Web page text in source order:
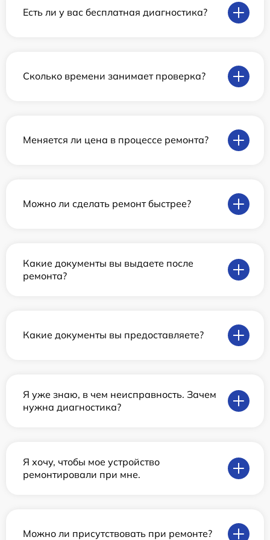
Есть ли у вас бесплатная диагностика?
Сколько времени занимает проверка?
Меняется ли цена в процессе ремонта?
Можно ли сделать ремонт быстрее?
Какие документы вы выдаете после
ремонта?
Какие документы вы предоставляете?
Я уже знаю, в чем неисправность. Зачем
нужна диагностика?
Я хочу, чтобы мое устройство
ремонтировали при мне.
Можно ли присутствовать при ремонте?